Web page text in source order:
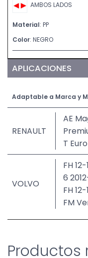
AMBOS LADOS
Material: PP
Color: NEGRO
APLICACIONES
Adaptable a Marca y
RENAULT
AE
T
VOLVO
FH
6
FH
FM
Productos